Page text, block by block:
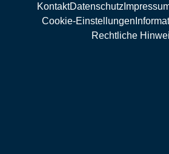
KontaktDatenschutz
Cookie-Einstellungen
Rechtliche